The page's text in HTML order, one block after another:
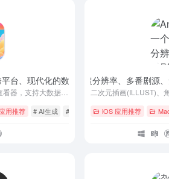
台、现代化的数据集浏览器- v1.3.1
用推荐 # AI生成 # GitHub # Linux
AniCh – 一个支持超分辨率、多番剧源
iOS 应用推荐